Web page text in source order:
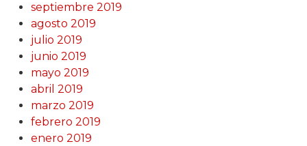
septiembre 2019
agosto 2019
julio 2019
junio 2019
mayo 2019
abril 2019
marzo 2019
febrero 2019
enero 2019